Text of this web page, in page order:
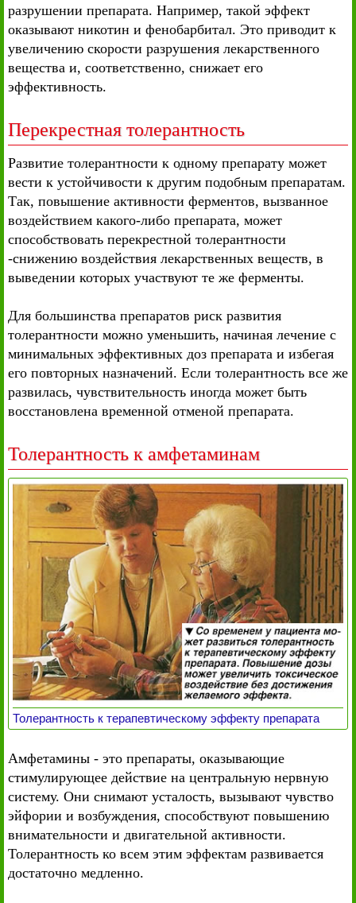
разрушении препарата. Например, такой эффект
оказывают никотин и фенобарбитал. Это приводит к
увеличению скорости разрушения лекарственного
вещества и, соответственно, снижает его
эффективность.
Перекрестная толерантность
Развитие толерантности к одному препарату может
вести к устойчивости к другим подобным препаратам.
Так, повышение активности ферментов, вызванное
воздействием какого-либо препарата, может
способствовать перекрестной толерантности
-снижению воздействия лекарственных веществ, в
выведении которых участвуют те же ферменты.
Для большинства препаратов риск развития
толерантности можно уменьшить, начиная лечение с
минимальных эффективных доз препарата и избегая
его повторных назначений. Если толерантность все же
развилась, чувствительность иногда может быть
восстановлена временной отменой препарата.
Толерантность к амфетаминам
Толерантность к терапевтическому эффекту препарата
Амфетамины - это препараты, оказывающие
стимулирующее действие на центральную нервную
систему. Они снимают усталость, вызывают чувство
эйфории и возбуждения, способствуют повышению
внимательности и двигательной активности.
Толерантность ко всем этим эффектам развивается
достаточно медленно.